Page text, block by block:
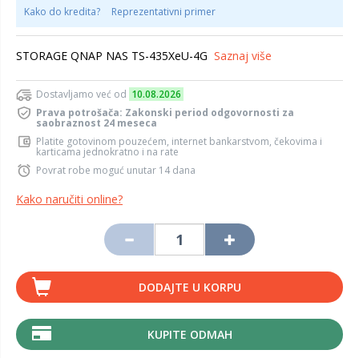
Kako do kredita? Reprezentativni primer
STORAGE QNAP NAS TS-435XeU-4G Saznaj više
Dostavljamo već od 10.08.2026
Prava potrošača: Zakonski period odgovornosti za
saobraznost 24 meseca
Platite gotovinom pouzećem, internet bankarstvom, čekovima i
karticama jednokratno i na rate
Povrat robe moguć unutar 14 dana
Kako naručiti online?
DODAJTE U KORPU
KUPITE ODMAH